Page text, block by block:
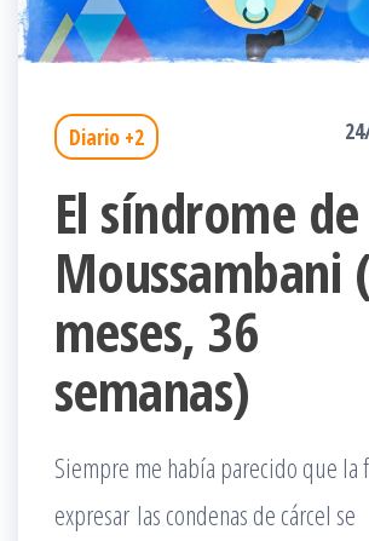
Diario +2
El síndrome de
Moussambani
meses, 36
semanas)
Siempre me había parecido que la
expresar las condenas de cárcel se